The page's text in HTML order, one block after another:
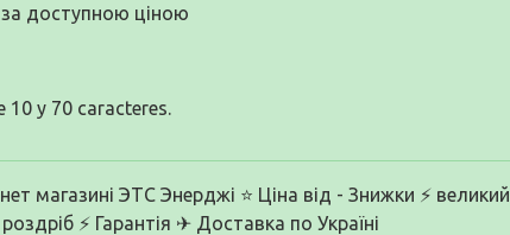
за доступною ціною
10 y 70 caracteres.
магазині ЭТС Энерджі ⭐ Ціна від - Знижки ⚡ великий
⚡ Гарантія ✈ Доставка по Україні